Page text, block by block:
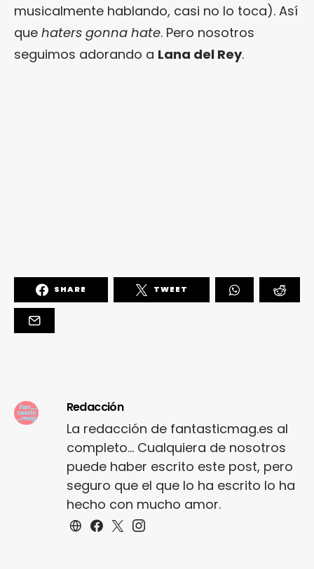
musicalmente hablando, casi no lo toca). Así
que haters gonna hate. Pero nosotros
seguimos adorando a Lana del Rey.
SHARE TWEET
Redacción
La redacción de fantasticmag.es al
completo... Cualquiera de nosotros
puede haber escrito este post, pero
seguro que el que lo ha escrito lo ha
hecho con mucho amor.